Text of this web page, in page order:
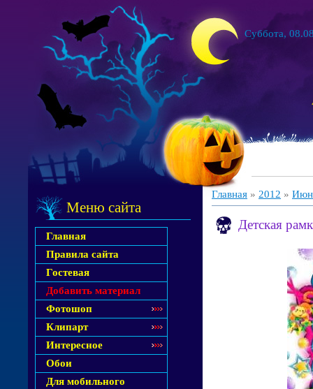
Суббота,
Меню сайта
Главная
Правила сайта
Гостевая
Добавить материал
Фотошоп
Клипарт
Интересное
Обои
Для мобильного
Главная » 2012 »
Детская